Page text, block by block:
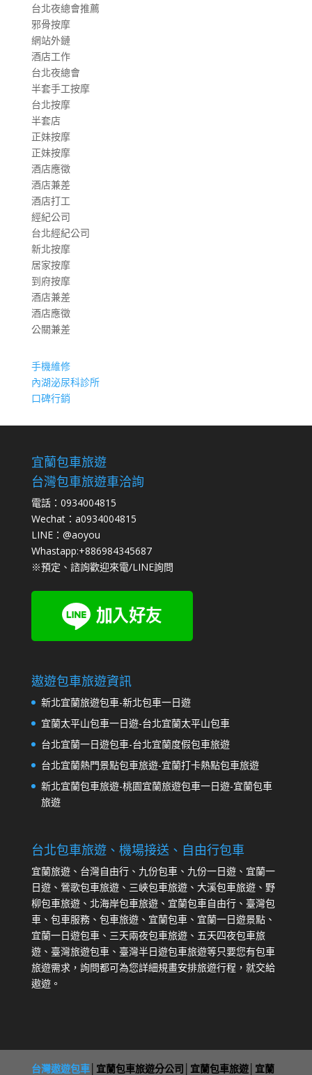
台北夜總會推薦
邪骨按摩
網站外鏈
酒店工作
台北夜總會
半套手工按摩
台北按摩
半套店
正妹按摩
正妹按摩
酒店應徵
酒店兼差
酒店打工
經紀公司
台北經紀公司
新北按摩
居家按摩
到府按摩
酒店兼差
酒店應徵
公關兼差
手機維修
內湖泌尿科診所
口碑行銷
宜蘭包車旅遊
台灣包車旅遊車洽詢
電話：0934004815
Wechat：a0934004815
LINE：@aoyou
Whastapp:+886984345687
※預定、諮詢歡迎來電/LINE詢問
遨遊包車旅遊資訊
新北宜蘭旅遊包車-新北包車一日遊
宜蘭太平山包車一日遊-台北宜蘭太平山包車
台北宜蘭一日遊包車-台北宜蘭度假包車旅遊
台北宜蘭熱門景點包車旅遊-宜蘭打卡熱點包車旅遊
新北宜蘭包車旅遊-桃園宜蘭旅遊包車一日遊-宜蘭包車
旅遊
台北包車旅遊、機場接送、自由行包車
宜蘭旅遊、台灣自由行、九份包車、九份一日遊、宜蘭一
日遊、鶯歌包車旅遊、三峽包車旅遊、大溪包車旅遊、野
柳包車旅遊、北海岸包車旅遊、宜蘭包車自由行、臺灣包
車、包車服務、包車旅遊、宜蘭包車、宜蘭一日遊景點、
宜蘭一日遊包車、三天兩夜包車旅遊、五天四夜包車旅
遊、臺灣旅遊包車、臺灣半日遊包車旅遊等只要您有包車
旅遊需求，詢問都可為您詳細規畫安排旅遊行程，就交給
遨遊。
台灣遨遊包車│宜蘭包車旅遊分公司│宜蘭包車旅遊│宜蘭